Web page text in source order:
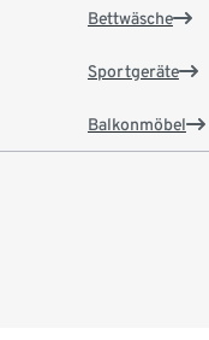
Bettwäsche
Sportgeräte
Balkonmöbel